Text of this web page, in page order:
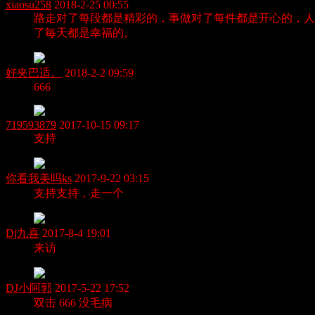
xiaosu258 2018-2-25 00:55
路走对了每段都是精彩的，事做对了每件都是开心的，
了毎天都是幸福的。
好夹巴适。
2018-2-2 09:59
666
719593879 2017-10-15 09:17
支持
你看我美吗ks 2017-9-22 03:15
支持支持，走一个
Dj九喜 2017-8-4 19:01
来访
DJ小阿郭 2017-5-22 17:52
双击 666 没毛病